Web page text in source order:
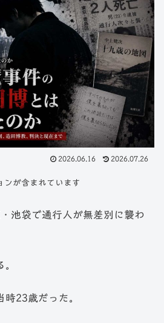
2026.06.16 2026.07.26
が含まれています
池袋で通行人が無差別に襲わ
23歳だった。